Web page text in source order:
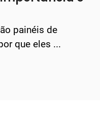
painéis de
que eles ...